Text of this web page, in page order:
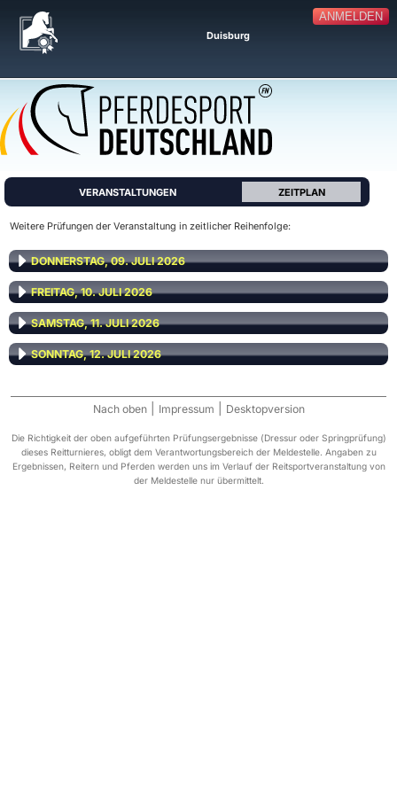
ANMELDEN
Duisburg
VERANSTALTUNGEN ZEITPLAN
Weitere Prüfungen der Veranstaltung in zeitlicher Reihenfolge:
DONNERSTAG, 09. JULI 2026
FREITAG, 10. JULI 2026
SAMSTAG, 11. JULI 2026
SONNTAG, 12. JULI 2026
Nach oben Impressum Desktopversion
Die Richtigkeit der oben aufgeführten Prüfungsergebnisse (Dressur oder Springprüfung)
dieses Reitturnieres, obligt dem Verantwortungsbereich der Meldestelle. Angaben zu
Ergebnissen, Reitern und Pferden werden uns im Verlauf der Reitsportveranstaltung von
der Meldestelle nur übermittelt.